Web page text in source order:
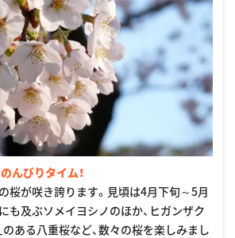
んびりタイム！
桜が咲き誇ります。見頃は4月下旬～5月
も及ぶソメイヨシノのほか、ヒガンザク
のある八重桜など、数々の桜を楽しみまし